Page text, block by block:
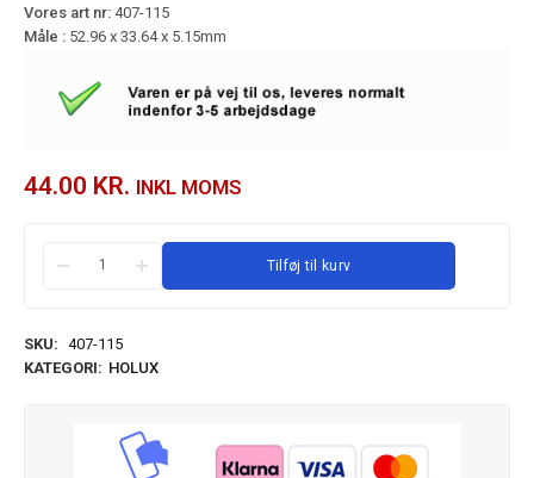
Vores art nr: 407-115
Måle : 52.96 x 33.64 x 5.15mm
44.00 KR. INKL MOMS
Tilføj til kurv
SKU: 407-115
KATEGORI: HOLUX